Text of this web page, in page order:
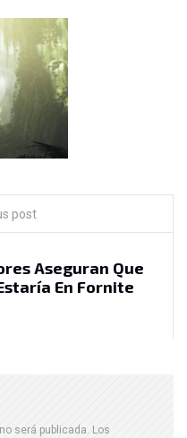
post
Aseguran Que
En Fornite
será publicada. Los